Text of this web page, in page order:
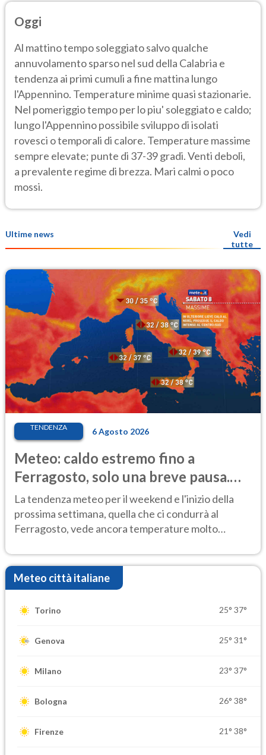
Oggi
Al mattino tempo soleggiato salvo qualche
annuvolamento sparso nel sud della Calabria e
tendenza ai primi cumuli a fine mattina lungo
l'Appennino. Temperature minime quasi stazionarie.
Nel pomeriggio tempo per lo piu' soleggiato e caldo;
lungo l'Appennino possibile sviluppo di isolati
rovesci o temporali di calore. Temperature massime
sempre elevate; punte di 37-39 gradi. Venti deboli,
a prevalente regime di brezza. Mari calmi o poco
mossi.
Ultime news
Vedi
tutte
TENDENZA 6 Agosto 2026
Meteo: caldo estremo fino a
Ferragosto, solo una breve pausa.
Ecco dove
La tendenza meteo per il weekend e l'inizio della
prossima settimana, quella che ci condurrà al
Ferragosto, vede ancora temperature molto
Meteo città italiane
Torino 25° 37°
Genova 25° 31°
Milano 23° 37°
Bologna 26° 38°
Firenze 21° 38°